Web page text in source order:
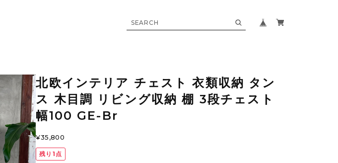
北欧インテリア チェスト 衣類収納 タン
ス 木目調 リビング収納 棚 3段チェスト
幅100 GE-Br
¥35,800
残り1点